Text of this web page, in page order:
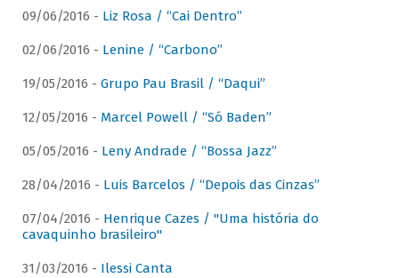
09/06/2016 - Liz Rosa / “Cai Dentro”
02/06/2016 - Lenine / “Carbono”
19/05/2016 - Grupo Pau Brasil / “Daqui”
12/05/2016 - Marcel Powell / “Só Baden”
05/05/2016 - Leny Andrade / “Bossa Jazz”
28/04/2016 - Luis Barcelos / “Depois das Cinzas”
07/04/2016 - Henrique Cazes / "Uma história do
cavaquinho brasileiro"
31/03/2016 - Ilessi Canta